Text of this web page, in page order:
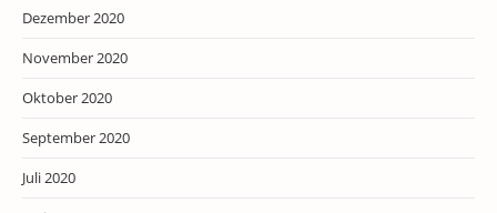
Dezember 2020
November 2020
Oktober 2020
September 2020
Juli 2020